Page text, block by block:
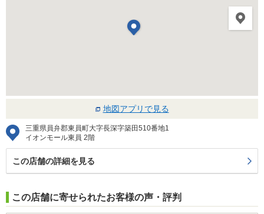
地図アプリで見る
三重県員弁郡東員町大字長深字築田510番地1
イオンモール東員 2階
この店舗の詳細を見る
この店舗に寄せられたお客様の声・評判